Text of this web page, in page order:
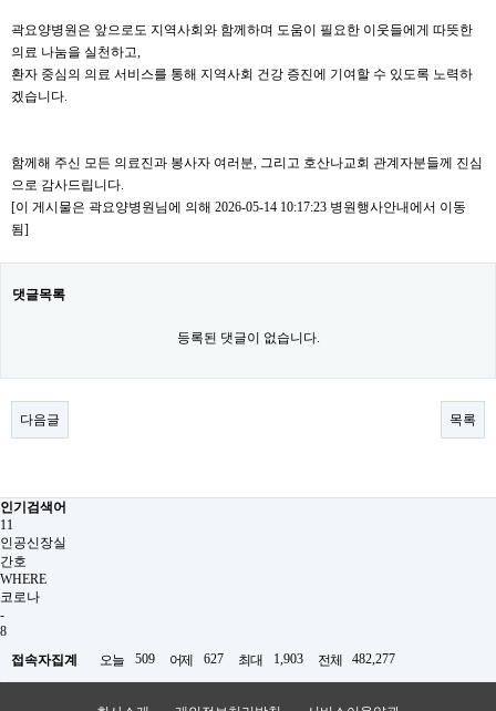
곽요양병원은 앞으로도 지역사회와 함께하며 도움이 필요한 이웃들에게 따뜻한
의료 나눔을 실천하고,
환자 중심의 의료 서비스를 통해 지역사회 건강 증진에 기여할 수 있도록 노력하
겠습니다.
함께해 주신 모든 의료진과 봉사자 여러분, 그리고 호산나교회 관계자분들께 진심
으로 감사드립니다.
[이 게시물은 곽요양병원님에 의해 2026-05-14 10:17:23 병원행사안내에서 이동
됨]
댓글목록
등록된 댓글이 없습니다.
다음글 목록
인기검색어
11
인공신장실
간호
WHERE
코로나
-
8
접속자집계
오늘 509 어제 627 최대 1,903 전체 482,277